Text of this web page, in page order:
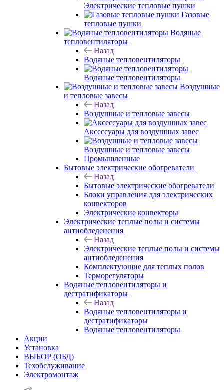
Электрические тепловые пушки
Газовые
тепловые пушки
Водяные
тепловентиляторы
Назад
Водяные тепловентиляторы
Водяные тепловентиляторы
Воздушные
и тепловые завесы
Назад
Воздушные и тепловые завесы
Аксессуары для воздушных завес
Воздушные и тепловые завесы
Промышленные
Бытовые электрические обогреватели
Назад
Бытовые электрические обогреватели
Блоки управления для электрических
конвекторов
Электрические конвекторы
Электрические теплые полы и системы
антиобледенения
Назад
Электрические теплые полы и системы
антиобледенения
Комплектующие для теплых полов
Терморегуляторы
Водяные тепловентиляторы и
дестратификаторы
Назад
Водяные тепловентиляторы и
дестратификаторы
Водяные тепловентиляторы
Акции
Установка
ВЫБОР (ОБД)
Техобслуживание
Электромонтаж